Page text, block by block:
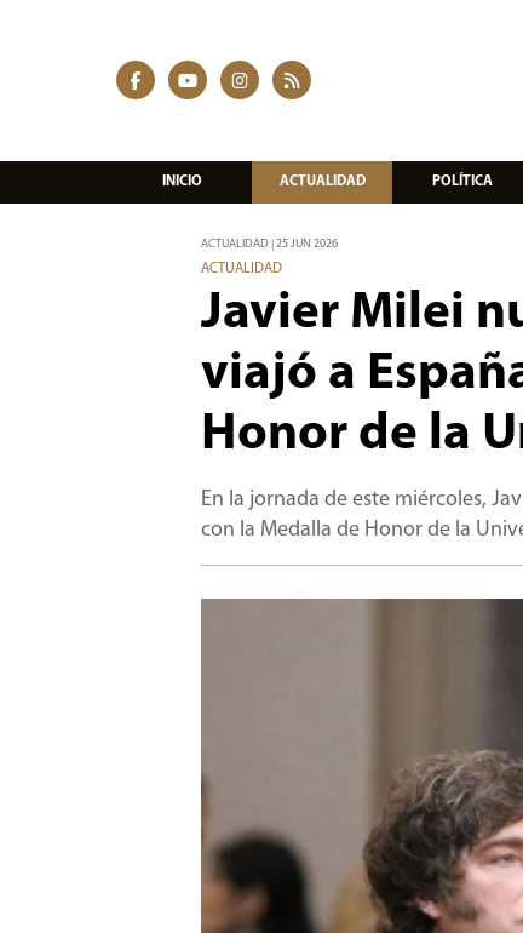
INICIO ACTUALIDAD POLÍTICA
ACTUALIDAD | 25 JUN 2026
ACTUALIDAD
Javier Milei
viajó a
Honor de la
En la jornada de este miércoles,
con la Medalla de Honor de la